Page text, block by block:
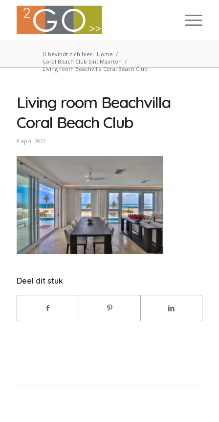
U bevindt zich hier: Home /
Coral Beach Club Sint Maarten /
Living room Beachvilla Coral Beach Club
Living room Beachvilla
Coral Beach Club
8 april 2022
Deel dit stuk